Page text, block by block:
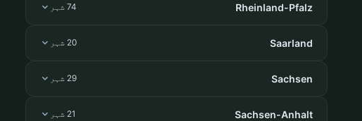
Rheinland-Pfalz 74 شہر
Saarland 20 شہر
Sachsen 29 شہر
Sachsen-Anhalt 21 شہر